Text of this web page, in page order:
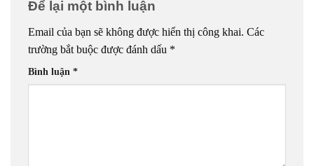
Để lại một bình luận
Email của bạn sẽ không được hiển thị công khai. Các
trường bắt buộc được đánh dấu *
Bình luận *